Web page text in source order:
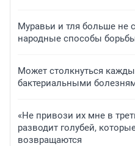
Муравьи и тля больше не
народные способы
Может столкнуться
бактериальными
«Не привози их мне в
разводит голубей,
возвращаются